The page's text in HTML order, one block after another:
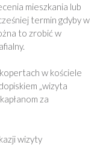
mieszkania lub
termin gdyby w
to zrobić w
w kościele
„wizyta
za
wizyty